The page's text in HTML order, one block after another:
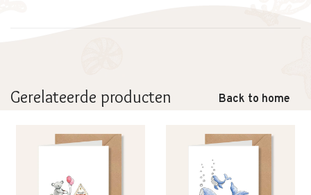
Dankzij het tijdloze en kindvriendelijke design is het kaartje
Een stijlvol en speels kaartje dat perfect past bij elke
Twijfel je ergens over? Neem gerust contact met ons op. We
Kenmerken
Gerelateerde producten Back to home